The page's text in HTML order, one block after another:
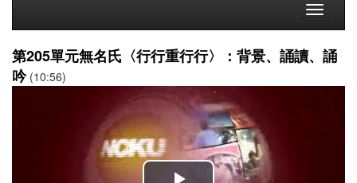
Toggle
第205單元無名氏〈行行重行行〉：背景、誦讀、誦
吟(10:56)